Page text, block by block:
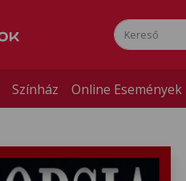
Színház Online Események